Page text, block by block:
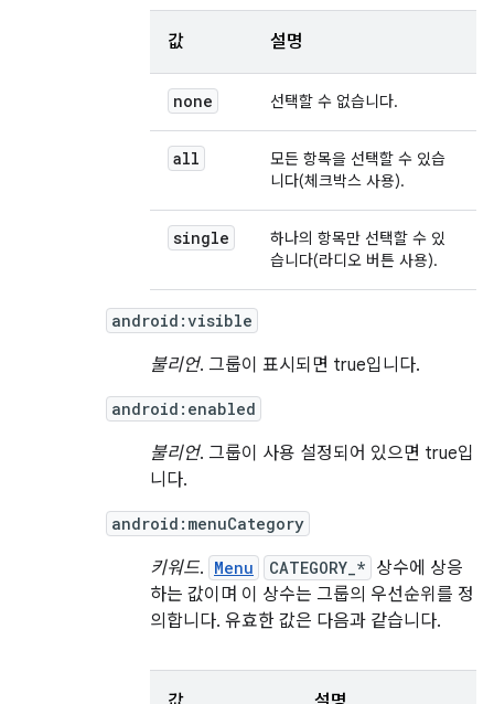
값 설명
none 선택할 수 없습니다.
all
모든 항목을 선택할 수 있습
니다(체크박스 사용).
single
하나의 항목만 선택할 수 있
습니다(라디오 버튼 사용).
android:visible
불리언. 그룹이 표시되면 true입니다.
android:enabled
불리언. 그룹이 사용 설정되어 있으면 true입
니다.
android:menuCategory
키워드. Menu CATEGORY_* 상수에 상응
하는 값이며 이 상수는 그룹의 우선순위를 정
의합니다. 유효한 값은 다음과 같습니다.